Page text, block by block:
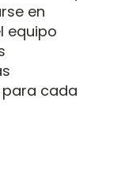
en
equipo
cada